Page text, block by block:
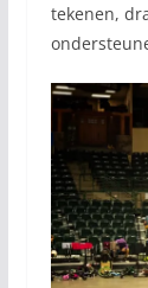
tekenen,